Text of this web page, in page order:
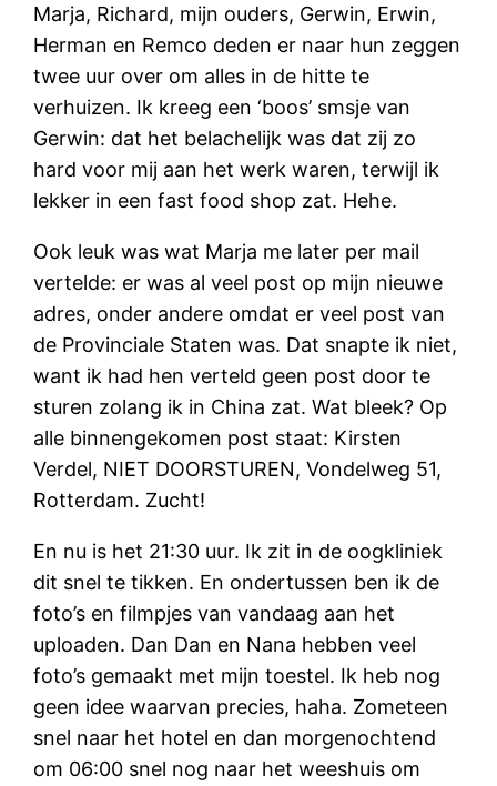
Marja, Richard, mijn ouders, Gerwin, Erwin,
Herman en Remco deden er naar hun zeggen
twee uur over om alles in de hitte te
verhuizen. Ik kreeg een ‘boos’ smsje van
Gerwin: dat het belachelijk was dat zij zo
hard voor mij aan het werk waren, terwijl ik
lekker in een fast food shop zat. Hehe.
Ook leuk was wat Marja me later per mail
vertelde: er was al veel post op mijn nieuwe
adres, onder andere omdat er veel post van
de Provinciale Staten was. Dat snapte ik niet,
want ik had hen verteld geen post door te
sturen zolang ik in China zat. Wat bleek? Op
alle binnengekomen post staat: Kirsten
Verdel, NIET DOORSTUREN, Vondelweg 51,
Rotterdam. Zucht!
En nu is het 21:30 uur. Ik zit in de oogkliniek
dit snel te tikken. En ondertussen ben ik de
foto’s en filmpjes van vandaag aan het
uploaden. Dan Dan en Nana hebben veel
foto’s gemaakt met mijn toestel. Ik heb nog
geen idee waarvan precies, haha. Zometeen
snel naar het hotel en dan morgenochtend
om 06:00 snel nog naar het weeshuis om